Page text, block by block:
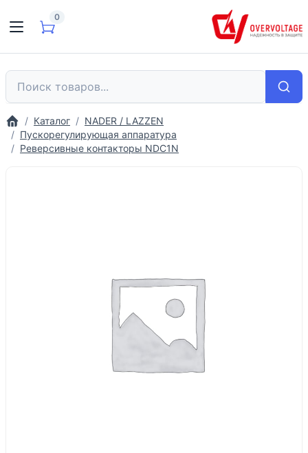
0
Каталог
NADER / LAZZEN
Пускорегулирующая аппаратура
Реверсивные контакторы NDC1N